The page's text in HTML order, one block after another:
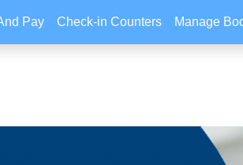
Pay Check-in Counters Manage